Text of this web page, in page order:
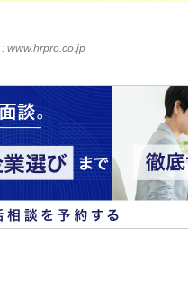
: www.hrpro.co.jp